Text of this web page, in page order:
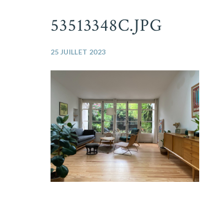
53513348C.JPG
25 JUILLET 2023